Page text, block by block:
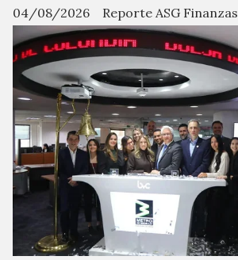
Reporte ASG Finanzas
04/08/2026